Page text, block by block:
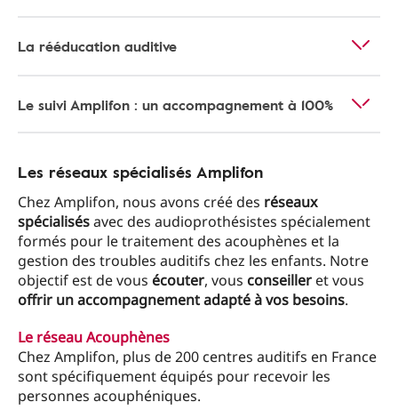
La rééducation auditive
Le suivi Amplifon : un accompagnement à 100%
Les réseaux spécialisés Amplifon
Chez Amplifon, nous avons créé des réseaux
spécialisésavec des audioprothésistes spécialement
formés pour le traitement des acouphènes et la
gestion des troubles auditifs chez les enfants. Notre
objectif est de vous écouter, vous conseiller et vous
offrir un accompagnement adapté à vos besoins.
Le réseau Acouphènes
Chez Amplifon, plus de 200 centres auditifs en France
sont spécifiquement équipés pour recevoir les
personnes acouphéniques.